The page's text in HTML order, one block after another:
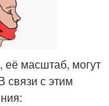
её масштаб, могут
связи с этим